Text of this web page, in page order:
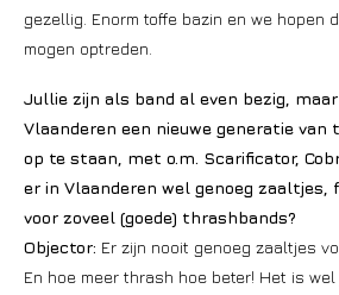
gezellig. Enorm toffe bazin en we hopen
mogen optreden.
Jullie zijn als band al even bezig,
Vlaanderen een nieuwe generatie
op te staan, met o.m. Scarificator,
er in Vlaanderen wel genoeg zaaltjes,
voor zoveel (goede) thrashbands?
Objector: Er zijn nooit genoeg zaaltjes
En hoe meer thrash hoe beter! Het is